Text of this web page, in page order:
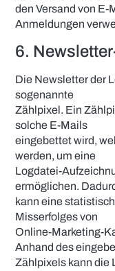
den Versand von E-
Anmeldungen
6.
Die Newsletter der
sogenannte
Zählpixel. Ein
solche E-Mails
eingebettet wird,
werden, um eine
Logdatei-
ermöglichen.
kann eine
Misserfolges von
Online-Marketing-
Anhand des
Zählpixels kann die